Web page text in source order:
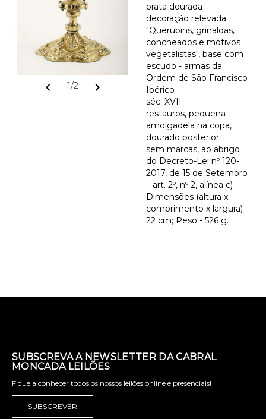
chevron_left 1/2 chevron_right
prata dourada
decoração relevada
"Querubins, grinaldas,
concheados e motivos
vegetalistas", base com
escudo - armas da
Ordem de São Francisco
Ibérico
séc. XVII
restauros, pequena
amolgadela na copa,
dourado posterior
sem marcas, ao abrigo
do Decreto-Lei nº 120-
2017, de 15 de Setembro
– art. 2º, nº 2, alínea c)
Dimensões (altura x
comprimento x largura) -
22 cm; Peso - 526 g.
SUBSCREVA A NEWSLETTER DA CABRAL
MONCADA LEILÕES
Fique a conhecer todos os nossos leilões online e presenciais!
SUBSCREVER